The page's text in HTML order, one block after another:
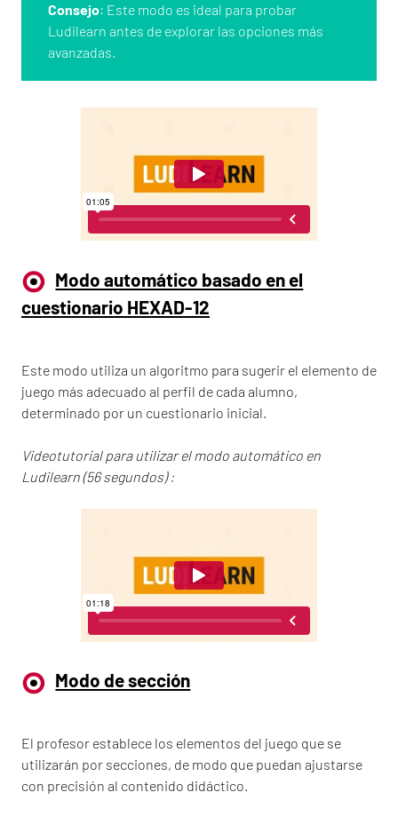
Consejo: Este modo es ideal para probar
Ludilearn antes de explorar las opciones más
avanzadas.
Modo automático basado en el
cuestionario HEXAD-12
Este modo utiliza un algoritmo para sugerir el elemento de
juego más adecuado al perfil de cada alumno,
determinado por un cuestionario inicial.
Videotutorial para utilizar el modo automático en
Ludilearn (56 segundos) :
Modo de sección
El profesor establece los elementos del juego que se
utilizarán por secciones, de modo que puedan ajustarse
con precisión al contenido didáctico.